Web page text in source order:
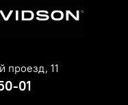
проезд, 11
01